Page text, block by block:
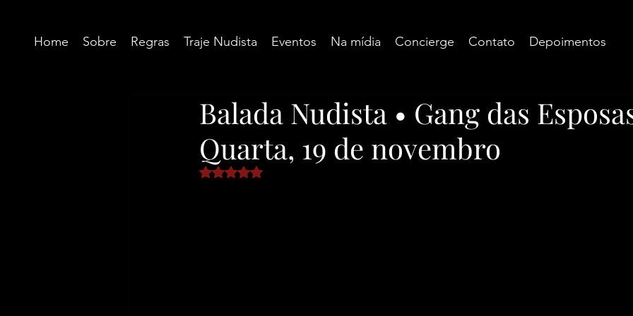
Home Sobre Regras Traje Nudista Eventos Na mídia Concierge Contato Depoimentos
Balada Nudista • Gang das
Quarta, 19 de novembro
Avaliado com NaN de 5 estrelas.